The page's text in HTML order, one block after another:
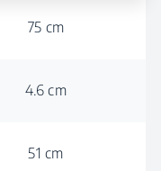
75 cm
4.6 cm
51 cm